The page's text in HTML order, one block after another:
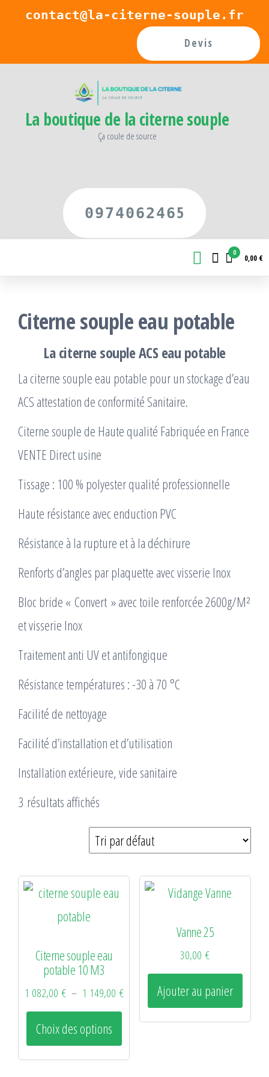
Passercontact@la-citerne-souple.fr
Devis
La boutique de la citerne souple
Ça coule de source
0974062465
0
0,00 €
Citerne souple eau potable
La citerne souple ACS eau potable
La citerne souple eau potable pour un stockage d’eau
ACS attestation de conformité Sanitaire.
Citerne souple de Haute qualité Fabriquée en France
VENTE Direct usine
Tissage : 100 % polyester qualité professionnelle
Haute résistance avec enduction PVC
Résistance à la rupture et à la déchirure
Renforts d’angles par plaquette avec visserie Inox
Bloc bride « Convert » avec toile renforcée 2600g/M²
et visserie Inox
Traitement anti UV et antifongique
Résistance températures : -30 à 70 °C
Facilité de nettoyage
Facilité d’installation et d’utilisation
Installation extérieure, vide sanitaire
3 résultats affichés
Citerne souple eau
potable 10 M3
1 082,00 € – 1 149,00 €Plage
Choix des options
produit
a
Vanne 25
30,00€
Ajouter au panier